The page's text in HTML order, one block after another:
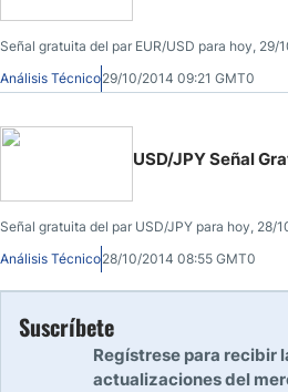
Señal gratuita del par EUR/USD para hoy, 29/
Análisis Técnico29/10/2014 09:21 GMT0
USD/JPY Señal
Señal gratuita del par USD/JPY para hoy, 28/
Análisis Técnico28/10/2014 08:55 GMT0
Suscríbete
Regístrese para recibir
actualizaciones del